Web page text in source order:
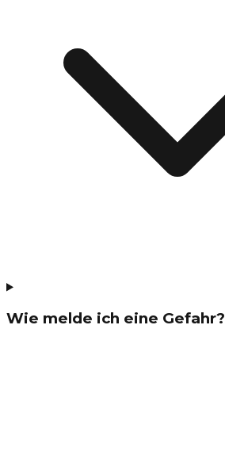
Wie melde ich eine Gefahr?